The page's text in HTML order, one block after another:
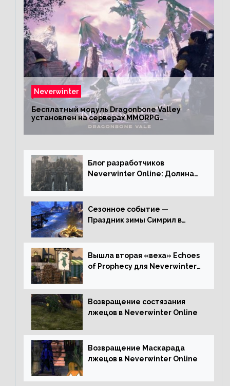
Neverwinter
Бесплатный модуль Dragonbone Valley
установлен на серверах MMORPG
Блог разработчиков
Neverwinter Online: Долина
Сезонное событие —
Праздник зимы Симрил в
Вышла вторая «веха» Echoes
of Prophecy для Neverwinter
Возвращение состязания
лжецов в Neverwinter Online
Возвращение Маскарада
лжецов в Neverwinter Online